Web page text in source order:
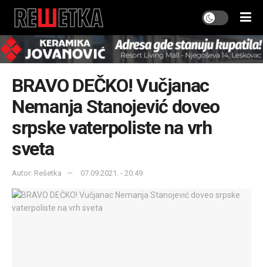
BRAVO DEČKO! Vučjanac
Nemanja Stanojević doveo
srpske vaterpoliste na vrh
sveta
Autor: Rešetka 07.09.2021. - 20:49